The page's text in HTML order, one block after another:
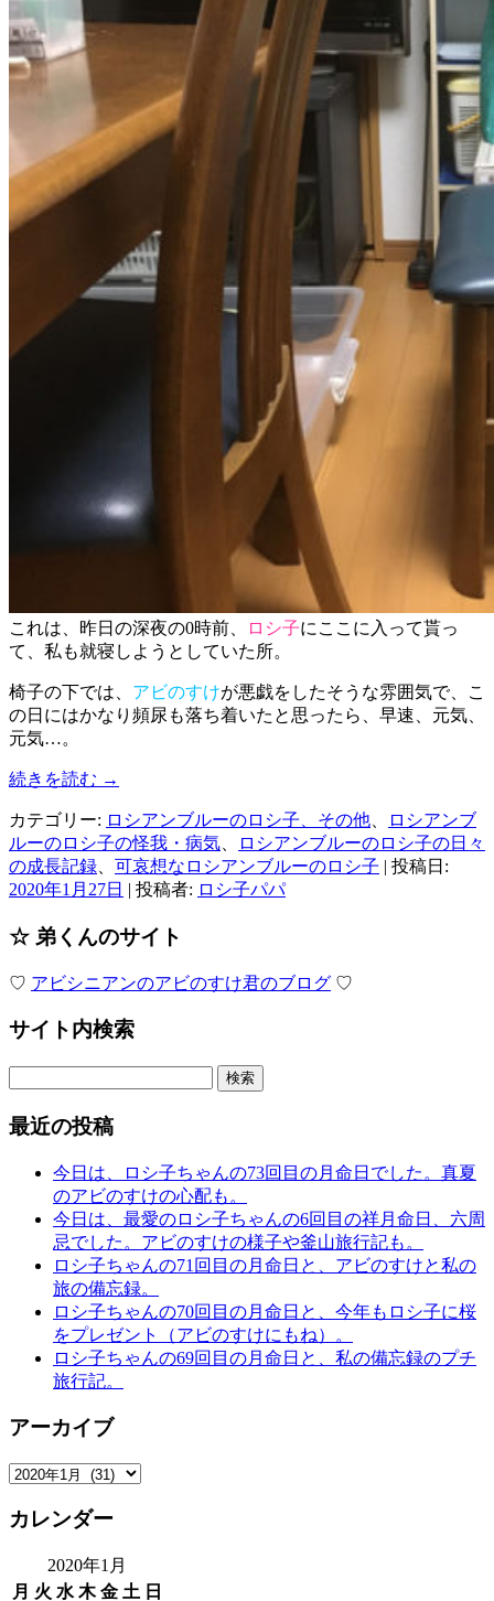
これは、昨日の深夜の0時前、 ロシ子にここに入って貰っ
て、私も就寝しようとしていた所。
椅子の下では、 アビのすけが悪戯をしたそうな雰囲気で、こ
の日にはかなり頻尿も落ち着いたと思ったら、早速、元気、
元気…。
続きを読む →
カテゴリー: ロシアンブルーのロシ子、その他
ロシアンブ
ルーのロシ子の怪我・病気
ロシアンブルーのロシ子の日々
の成長記録
可哀想なロシアンブルーのロシ子 | 投稿日:
2020年1月27日 | 投稿者: ロシ子パパ
☆ 弟くんのサイト
♡ アビシニアンのアビのすけ君のブログ ♡
サイト内検索
最近の投稿
今日は、ロシ子ちゃんの73回目の月命日でした。真夏
のアビのすけの心配も。
今日は、最愛のロシ子ちゃんの6回目の祥月命日、六周
忌でした。アビのすけの様子や釜山旅行記も。
ロシ子ちゃんの71回目の月命日と、アビのすけと私の
旅の備忘録。
ロシ子ちゃんの70回目の月命日と、今年もロシ子に桜
をプレゼント（アビのすけにもね）。
ロシ子ちゃんの69回目の月命日と、私の備忘録のプチ
旅行記。
アーカイブ
ア
カ
カレンダー
2020年1月
月 火 水 木 金 土 日